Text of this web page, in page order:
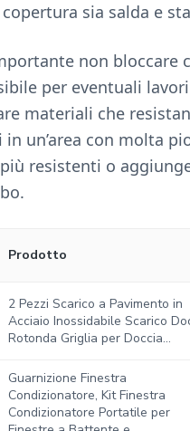
sia salda e
non
per eventuali
materiali che
in un’area con molta
resistenti o
Prodotto
2 Pezzi Scarico a Pavimento in
Acciaio Inossidabile Scarico
Rotonda Griglia per Doccia...
Guarnizione Finestra
Condizionatore, Kit Finestra
Condizionatore Portatile per